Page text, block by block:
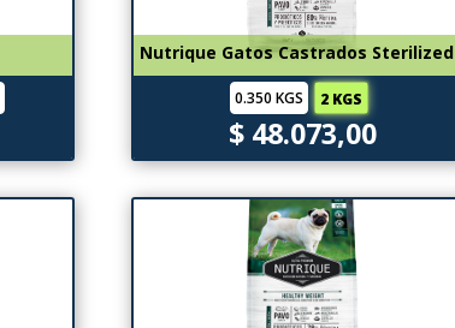
Nutrique Gatos Castrados Sterilized
0.350 KGS 2 KGS
$ 48.073,00